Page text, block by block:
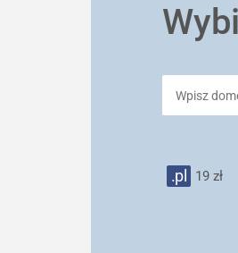
.pl 19 zł